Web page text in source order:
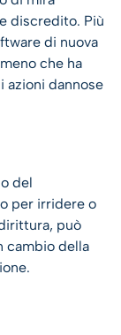
discredito. Più
di nuova
che ha
azioni dannose
del
per irridere o
può
cambio della